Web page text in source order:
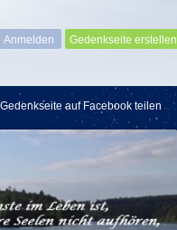
Gedenkseite erstellen
auf Facebook teilen